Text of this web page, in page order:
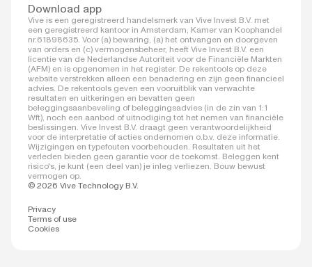
Download app
Vive is een geregistreerd handelsmerk van Vive Invest B.V. met
een geregistreerd kantoor in Amsterdam, Kamer van Koophandel
nr.61898635. Voor (a) bewaring, (a) het ontvangen en doorgeven
van orders en (c) vermogensbeheer, heeft Vive Invest B.V. een
licentie van de Nederlandse Autoriteit voor de Financiële Markten
(AFM) en is opgenomen in het register. De rekentools op deze
website verstrekken alleen een benadering en zijn geen financieel
advies. De rekentools geven een vooruitblik van verwachte
resultaten en uitkeringen en bevatten geen
beleggingsaanbeveling of beleggingsadvies (in de zin van 1:1
Wft), noch een aanbod of uitnodiging tot het nemen van financiële
beslissingen. Vive Invest B.V. draagt geen verantwoordelijkheid
voor de interpretatie of acties ondernomen o.b.v. deze informatie.
Wijzigingen en typefouten voorbehouden. Resultaten uit het
verleden bieden geen garantie voor de toekomst. Beleggen kent
risico's, je kunt (een deel van) je inleg verliezen. Bouw bewust
vermogen op.
© 2026 Vive Technology B.V.
Privacy
Terms of use
Cookies